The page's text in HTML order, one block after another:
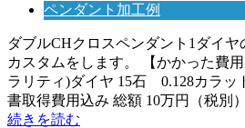
ペンダント加工例
ダブルCHクロスペンダント1ダイ
カスタムをします。 【かかった費
ラリティ)ダイヤ 15石 0.128カラッ
書取得費用込み 総額 10万円（税
続きを読む